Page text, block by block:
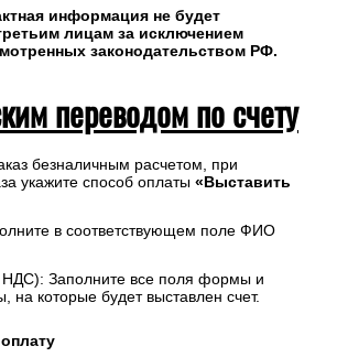
информация не будет
лицам за исключением
законодательством РФ.
переводом по счету
безналичным расчетом, при
укажите способ оплаты «Выставить
в соответствующем поле ФИО
Заполните все поля формы и
на которые будет выставлен счет.